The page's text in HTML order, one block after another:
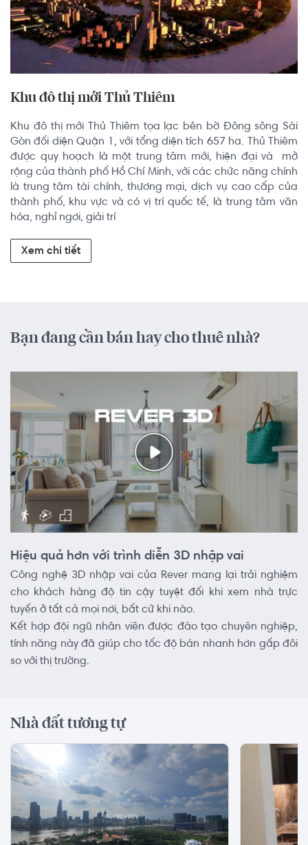
Khu đô thị mới Thủ Thiêm
Khu đô thị mới Thủ Thiêm tọa lạc bên bờ Đông sông Sài
Gòn đối diện Quận 1, với tổng diện tích 657 ha. Thủ Thiêm
được quy hoạch là một trung tâm mới, hiện đại và  mở
rộng của thành phố Hồ Chí Minh, với các chức năng chính
là trung tâm tài chính, thương mại, dịch vụ cao cấp của
thành phố, khu vực và có vị trí quốc tế, là trung tâm văn
hóa, nghỉ ngơi, giải trí
Xem chi tiết
Bạn đang cần bán hay cho thuê nhà?
Hiệu quả hơn với trình diễn 3D nhập vai
Công nghệ 3D nhập vai của Rever mang lại trải nghiệm
cho khách hàng độ tin cậy tuyệt đối khi xem nhà trực
tuyến ở tất cả mọi nơi, bất cứ khi nào.
Kết hợp đội ngũ nhân viên được đào tạo chuyên nghiệp,
tính năng này đã giúp cho tốc độ bán nhanh hơn gấp đôi
so với thị trường.
Nhà đất tương tự